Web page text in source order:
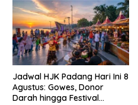
Jadwal HJK Padang Hari Ini 8
Agustus: Gowes, Donor
Darah hingga Festival